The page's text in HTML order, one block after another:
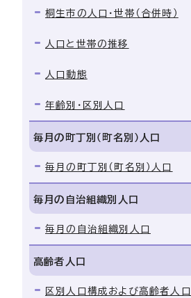
桐生市の人口・世帯（合併時）
人口と世帯の推移
人口動態
年齢別・区別人口
毎月の町丁別（町名別）人口
毎月の町丁別（町名別）人口
毎月の自治組織別人口
毎月の自治組織別人口
高齢者人口
区別人口構成および高齢者人口